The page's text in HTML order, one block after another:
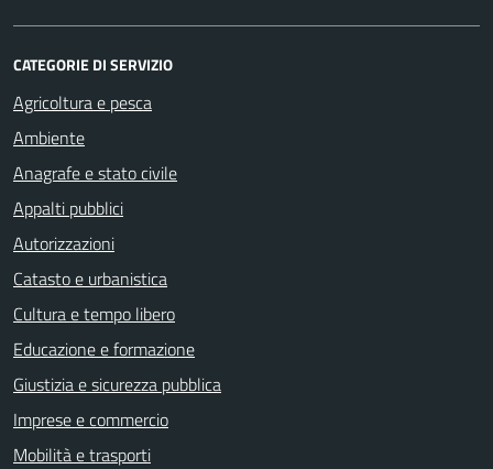
CATEGORIE DI SERVIZIO
Agricoltura e pesca
Ambiente
Anagrafe e stato civile
Appalti pubblici
Autorizzazioni
Catasto e urbanistica
Cultura e tempo libero
Educazione e formazione
Giustizia e sicurezza pubblica
Imprese e commercio
Mobilità e trasporti